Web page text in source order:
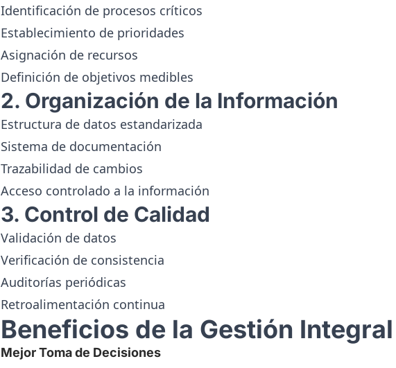
Identificación de procesos críticos
Establecimiento de prioridades
Asignación de recursos
Definición de objetivos medibles
2. Organización de la Información
Estructura de datos estandarizada
Sistema de documentación
Trazabilidad de cambios
Acceso controlado a la información
3. Control de Calidad
Validación de datos
Verificación de consistencia
Auditorías periódicas
Retroalimentación continua
Beneficios de la Gestión Integral
Mejor Toma de Decisiones